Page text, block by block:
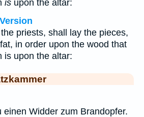
is upon the altar:
priests, shall lay the pieces,
in order upon the wood that
is upon the altar:
einen Widder zum Brandopfer.